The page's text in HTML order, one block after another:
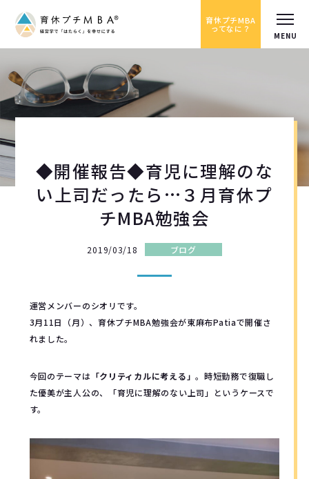
育休プチMBA
ってなに？
◆開催報告◆育児に理解のな
い上司だったら…３月育休プ
チMBA勉強会
2019/03/18 ブログ
運営メンバーのシオリです。
3月11日（月）、育休プチMBA勉強会が東麻布Patiaで開催さ
れました。
今回のテーマは 「クリティカルに考える」。 時短勤務で復職し
た優美が主人公の、「育児に理解のない上司」というケースで
す。